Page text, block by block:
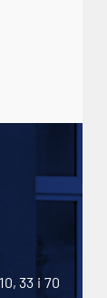
33 i 70